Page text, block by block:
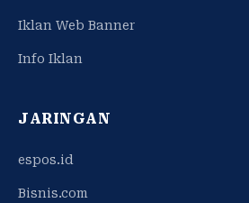
Iklan Web Banner
Info Iklan
JARINGAN
espos.id
Bisnis.com